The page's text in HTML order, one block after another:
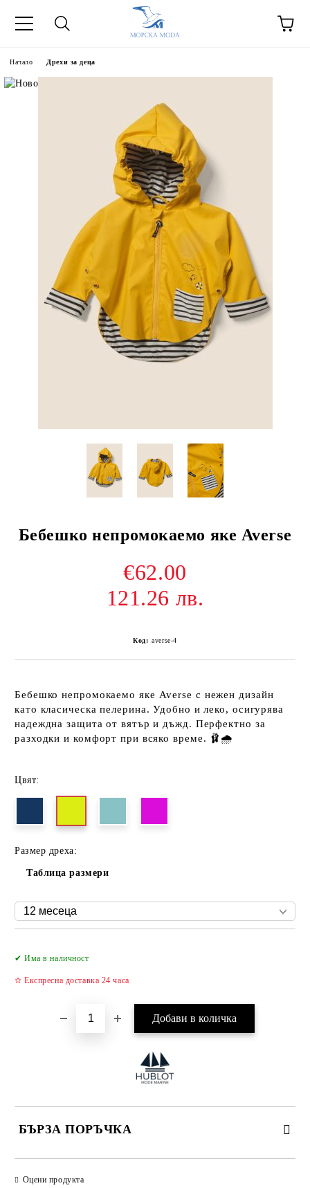
Начало Дрехи за деца
Бебешко непромокаемо яке Averse
€62.00
121.26 лв.
Код: averse-4
Бебешконепромокаемо яке Averse с нежен дизайн
като класическа пелерина. Удобно и леко, осигурява
надеждна защита от вятър и дъжд. Перфектно за
разходки и комфорт при всяко време. 🩰🌧️
Цвят:
Размер дреха:
Таблица размери
✔ Има в наличност
✫ Експресна доставка 24 часа
БЪРЗА ПОРЪЧКА
Оцени продукта